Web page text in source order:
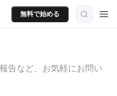
無料で始める
告など、お気軽にお問い